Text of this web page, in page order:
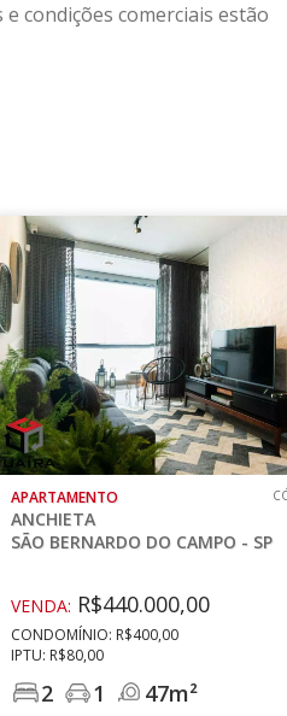
condições comerciais estão
APARTAMENTO
ANCHIETA
SÃO BERNARDO DO CAMPO - SP
VENDA: R$440.000,00
CONDOMÍNIO: R$400,00
IPTU: R$80,00
2 1 47m²